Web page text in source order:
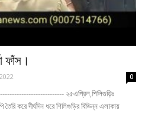
ফাঁস।
0
২৫এপ্রিল,শিলিগুড়িঃ
করে দীর্ঘদিন ধরে শিলিগুড়ির বিভিন্ন এলাকায়